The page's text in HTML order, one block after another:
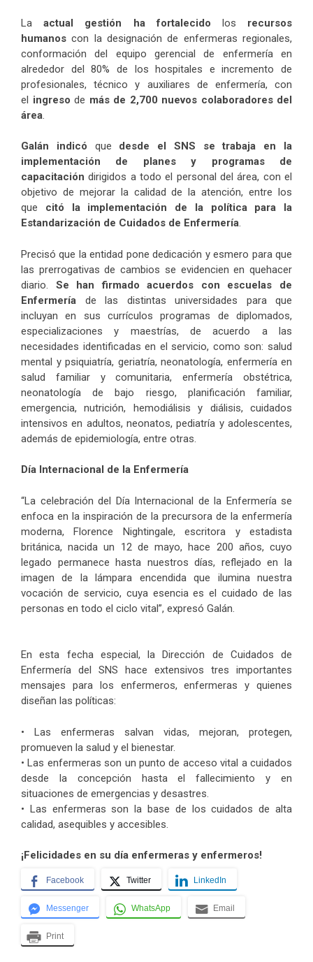
Laactual gestión ha fortalecido los recursos
humanoscon la designación de enfermeras regionales,
conformación del equipo gerencial de enfermería en
alrededor del 80% de los hospitales e incremento de
profesionales, técnico y auxiliares de enfermería, con
el ingreso de más de 2,700 nuevos colaboradores del
área.
Galán indicó que desde el SNS se trabaja en la
implementación de planes y programas de
capacitacióndirigidos a todo el personal del área, con el
objetivo de mejorar la calidad de la atención, entre los
que citó la implementación de la política para la
Estandarización de Cuidados de Enfermería.
Precisó que la entidad pone dedicación y esmero para que
las prerrogativas de cambios se evidencien en quehacer
diario. Se han firmado acuerdos con escuelas de
Enfermería de las distintas universidades para que
incluyan en sus currículos programas de diplomados,
especializaciones y maestrías, de acuerdo a las
necesidades identificadas en el servicio, como son: salud
mental y psiquiatría, geriatría, neonatología, enfermería en
salud familiar y comunitaria, enfermería obstétrica,
neonatología de bajo riesgo, planificación familiar,
emergencia, nutrición, hemodiálisis y diálisis, cuidados
intensivos en adultos, neonatos, pediatría y adolescentes,
además de epidemiología, entre otras.
Día Internacional de la Enfermería
“La celebración del Día Internacional de la Enfermería se
enfoca en la inspiración de la precursora de la enfermería
moderna, Florence Nightingale, escritora y estadista
británica, nacida un 12 de mayo, hace 200 años, cuyo
legado permanece hasta nuestros días, reflejado en la
imagen de la lámpara encendida que ilumina nuestra
vocación de servicio, cuya esencia es el cuidado de las
personas en todo el ciclo vital”, expresó Galán.
En esta fecha especial, la Dirección de Cuidados de
Enfermería del SNS hace extensivos tres importantes
mensajes para los enfermeros, enfermeras y quienes
diseñan las políticas:
• Las enfermeras salvan vidas, mejoran, protegen,
promueven la salud y el bienestar.
• Las enfermeras son un punto de acceso vital a cuidados
desde la concepción hasta el fallecimiento y en
situaciones de emergencias y desastres.
• Las enfermeras son la base de los cuidados de alta
calidad, asequibles y accesibles.
¡Felicidades en su día enfermeras y enfermeros!
Facebook Twitter LinkedIn
Messenger WhatsApp Email
Print